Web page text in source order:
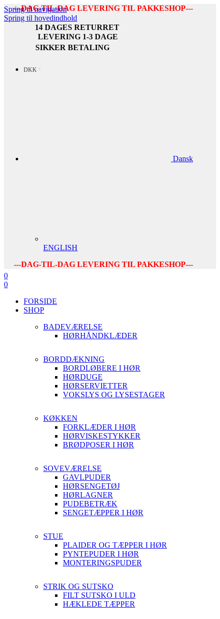
Spring til navigation
Spring til hovedindhold
---DAG-TIL-DAG LEVERING TIL PAKKESHOP---
14 DAGES RETURRET
LEVERING 1-3 DAGE
SIKKER BETALING
DKK
Dansk
ENGLISH
---DAG-TIL-DAG LEVERING TIL PAKKESHOP---
0
0
FORSIDE
SHOP
BADEVÆRELSE
HØRHÅNDKLÆDER
BORDDÆKNING
BORDLØBERE I HØR
HØRDUGE
HØRSERVIETTER
VOKSLYS OG LYSESTAGER
KØKKEN
FORKLÆDER I HØR
HØRVISKESTYKKER
BRØDPOSER I HØR
SOVEVÆRELSE
GAVLPUDER
HØRSENGETØJ
HØRLAGNER
PUDEBETRÆK
SENGETÆPPER I HØR
STUE
PLAIDER OG TÆPPER I HØR
PYNTEPUDER I HØR
MONTERINGSPUDER
STRIK OG SUTSKO
FILT SUTSKO I ULD
HÆKLEDE TÆPPER